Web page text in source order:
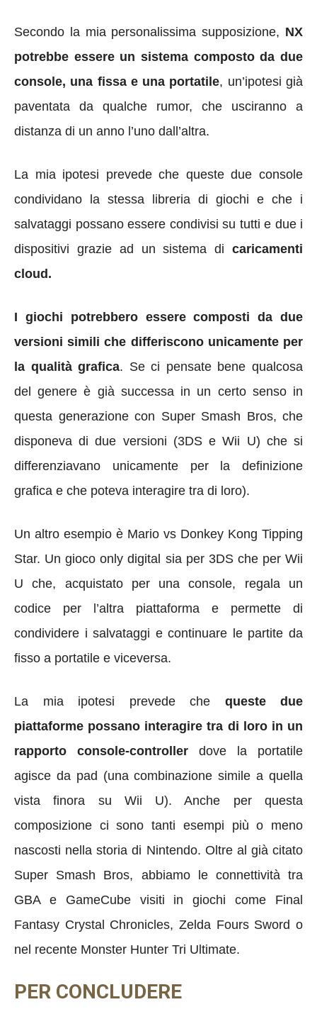
Secondo la mia personalissima supposizione, NX
potrebbe essere un sistema composto da due
console, una fissa e una portatile, un’ipotesi già
paventata da qualche rumor, che usciranno a
distanza di un anno l’uno dall’altra.
La mia ipotesi prevede che queste due console
condividano la stessa libreria di giochi e che i
salvataggi possano essere condivisi su tutti e due i
dispositivi grazie ad un sistema di caricamenti
cloud.
I giochi potrebbero essere composti da due
versioni simili che differiscono unicamente per
la qualità grafica. Se ci pensate bene qualcosa
del genere è già successa in un certo senso in
questa generazione con Super Smash Bros, che
disponeva di due versioni (3DS e Wii U) che si
differenziavano unicamente per la definizione
grafica e che poteva interagire tra di loro).
Un altro esempio è Mario vs Donkey Kong Tipping
Star. Un gioco only digital sia per 3DS che per Wii
U che, acquistato per una console, regala un
codice per l’altra piattaforma e permette di
condividere i salvataggi e continuare le partite da
fisso a portatile e viceversa.
La mia ipotesi prevede che queste due
piattaforme possano interagire tra di loro in un
rapporto console-controller dove la portatile
agisce da pad (una combinazione simile a quella
vista finora su Wii U). Anche per questa
composizione ci sono tanti esempi più o meno
nascosti nella storia di Nintendo. Oltre al già citato
Super Smash Bros, abbiamo le connettività tra
GBA e GameCube visiti in giochi come Final
Fantasy Crystal Chronicles, Zelda Fours Sword o
nel recente Monster Hunter Tri Ultimate.
PER CONCLUDERE